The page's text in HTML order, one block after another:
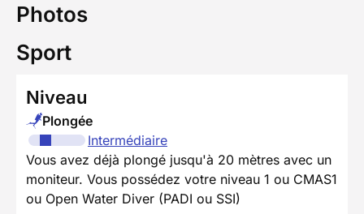
Photos
Sport
Niveau
Plongée
Intermédiaire
Vous avez déjà plongé jusqu'à 20 mètres avec un
moniteur. Vous possédez votre niveau 1 ou CMAS1
ou Open Water Diver (PADI ou SSI)